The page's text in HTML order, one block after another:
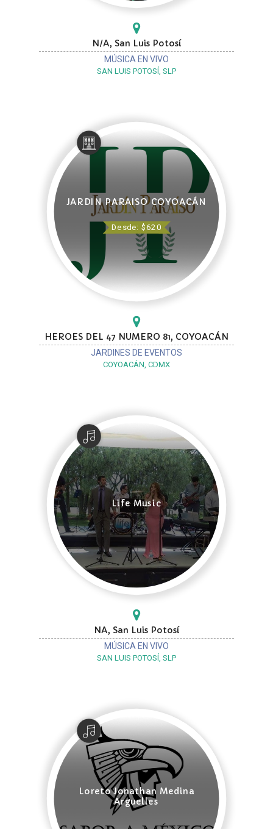
N/A, San Luis Potosí
MÚSICA EN VIVO
SAN LUIS POTOSÍ, SLP
JARDIN PARAISO COYOACÁN
Desde: $620
HEROES DEL 47 NUMERO 81, COYOACÁN
JARDINES DE EVENTOS
COYOACÁN, CDMX
Life Music
NA, San Luis Potosí
MÚSICA EN VIVO
SAN LUIS POTOSÍ, SLP
Loreto Jonathan Medina
Arguelles